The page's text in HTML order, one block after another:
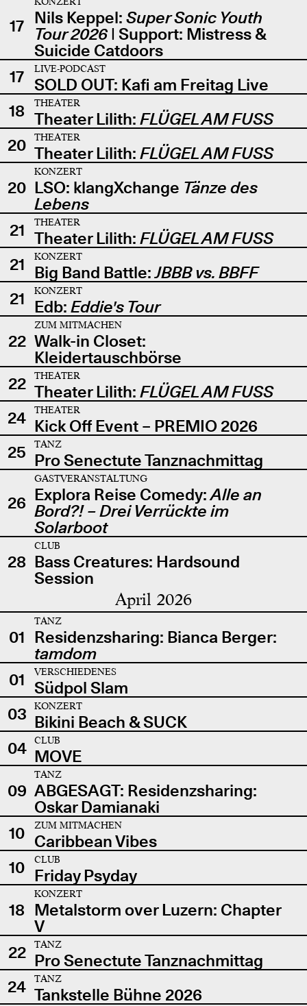
17 Nils Keppel: Super Sonic Youth
Tour 2026| Support: Mistress &
Suicide Catdoors
17
LIVE-PODCAST
SOLD OUT: Kafi am Freitag Live
18
THEATER
Theater Lilith: FLÜGEL AM FUSS
20
THEATER
Theater Lilith: FLÜGEL AM FUSS
20
KONZERT
LSO: klangXchange Tänze des
Lebens
21
THEATER
Theater Lilith: FLÜGEL AM FUSS
21
KONZERT
Big Band Battle:JBBB vs. BBFF
21
KONZERT
Edb: Eddie's Tour
22
ZUM MITMACHEN
Walk-in Closet:
Kleidertauschbörse
22
THEATER
Theater Lilith: FLÜGEL AM FUSS
24
THEATER
Kick Off Event – PREMIO 2026
25
TANZ
Pro Senectute Tanznachmittag
26
GASTVERANSTALTUNG
Explora Reise Comedy:Alle an
Bord?! – Drei Verrückte im
Solarboot
28
CLUB
Bass Creatures: Hardsound
Session
April 2026
01
TANZ
Residenzsharing: Bianca Berger:
tamdom
01
VERSCHIEDENES
Südpol Slam
03
KONZERT
Bikini Beach & SUCK
04
CLUB
MOVE
09
TANZ
ABGESAGT: Residenzsharing:
Oskar Damianaki
10
ZUM MITMACHEN
Caribbean Vibes
10
CLUB
Friday Psyday
18
KONZERT
Metalstorm over Luzern: Chapter
V
22
TANZ
Pro Senectute Tanznachmittag
24
TANZ
Tankstelle Bühne 2026